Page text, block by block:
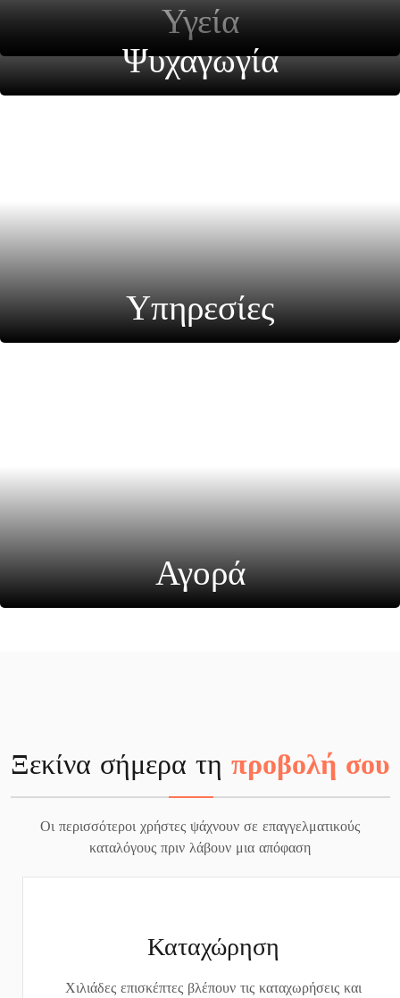
Υγεία
Ψυχαγωγία
Υπηρεσίες
Αγορά
Ξεκίνα σήμερα τη προβολή σου
Οι περισσότεροι χρήστες ψάχνουν σε επαγγελματικούς
καταλόγους πριν λάβουν μια απόφαση
Καταχώρηση
Χιλιάδες επισκέπτες βλέπουν τις καταχωρήσεις και